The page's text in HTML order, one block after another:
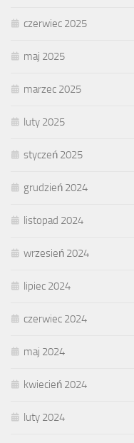
czerwiec 2025
maj 2025
marzec 2025
luty 2025
styczeń 2025
grudzień 2024
listopad 2024
wrzesień 2024
lipiec 2024
czerwiec 2024
maj 2024
kwiecień 2024
luty 2024